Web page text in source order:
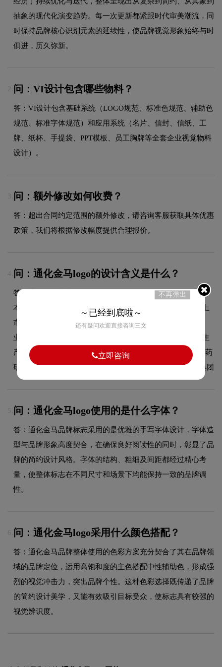
抽象的现代化演变趋势。每一次更新都紧跟时代审美潮流，同
时保持品牌核心识别元素的延续性，使品牌视觉形象始终与时
俱进，历久弥新。
2. 问：VI设计包含哪些物料？
答：VI设计包含基础系统（LOGO规范、标准色规范、辅助色
规范、标准字体规范）和应用系统（名片、信封、信纸、工
牌、纸杯、手提袋、PPT模板、员工胸牌等全套企业视觉物料
设计）。
3. 问：额外修改如何收费？
答：超出合同约定范围的额外修改，请咨询客服获取具体优惠
政策，我们将根据修改幅度提供合理报价。
4. 问：通化金马logo的设计含义是什么？
答：通化金马药业集团股份有限公司成立于1990年，注册资
本9.66 亿，总资产47亿（股票代码000766），是全国最早上
市的一批医药企业之一。金马药业集团，拥有"通化金马药
业、哈尔滨圣泰制药、成都永康制药、河南源首药业"四家生
产基地，拥有"长春华洋、北京民康百草、上海诗健"三家新药
研究所，是集研发、生产、销售为一体的现代化制药企业集团
5. 问：通化金马logo使用的是什么字体？
答：通化金马品牌标志采用的是优雅的手写字体设计，字体造
型与品牌形象高度契合，在确保良好阅读性的同时，彰显了品
牌的简约设计风格。字体的结构、粗细及间距都经过精心考
量，使整体标志在不同尺寸和场景下均能保持一致的品牌调
性。
6. 问：通化金马logo采用什么颜色搭配？
答：通化金马品牌整体使用的色彩方案充分契合了其在品牌领
域的品牌定位，运用高饱和度的主色搭配中性辅助色，形成强
烈的视觉冲击力，突出品牌个性。这种色彩选择既传递了品牌
的简约设计美学，又能有效吸引目标受众，使标志具有较强的
视觉辨识度。
不再弹出
～已经到底啦～
还有疑问欢迎直接咨询三文
立即咨询